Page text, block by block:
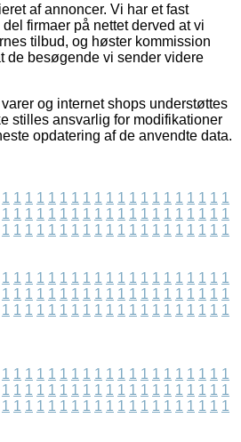
af annoncer. Vi har et fast
firmaer på nettet derved at vi
tilbud, og høster kommission
de besøgende vi sender videre
og internet shops understøttes
stilles ansvarlig for modifikationer
opdatering af de anvendte data.
1 1 1 1 1 1 1 1 1 1 1 1 1 1 1 1 1 1 1 1
1 1 1 1 1 1 1 1 1 1 1 1 1 1 1 1 1 1 1 1
1 1 1 1 1 1 1 1 1 1 1 1 1 1 1 1 1 1 1 1
1 1 1 1 1 1 1 1 1 1 1 1 1 1 1 1 1 1 1 1
1 1 1 1 1 1 1 1 1 1 1 1 1 1 1 1 1 1 1 1
1 1 1 1 1 1 1 1 1 1 1 1 1 1 1 1 1 1 1 1
1 1 1 1 1 1 1 1 1 1 1 1 1 1 1 1 1 1 1 1
1 1 1 1 1 1 1 1 1 1 1 1 1 1 1 1 1 1 1 1
1 1 1 1 1 1 1 1 1 1 1 1 1 1 1 1 1 1 1 1